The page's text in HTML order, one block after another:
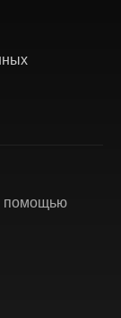
помощью